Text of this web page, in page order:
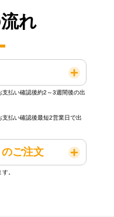
れ
払い確認後約2～3週間後の出
払い確認後最短2営業日で出
ご注文
。